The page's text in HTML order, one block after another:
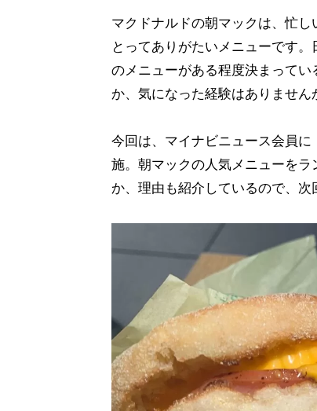
マクドナルドの朝マックは、忙
とってありがたいメニューです
のメニューがある程度決まって
か、気になった経験はありません
今回は、マイナビニュース会員
施。朝マックの人気メニューを
か、理由も紹介しているので、次